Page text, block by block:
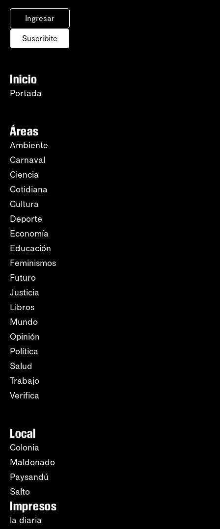
Ingresar
Suscribite
Inicio
Portada
Áreas
Ambiente
Carnaval
Ciencia
Cotidiana
Cultura
Deporte
Economía
Educación
Feminismos
Futuro
Justicia
Libros
Mundo
Opinión
Política
Salud
Trabajo
Verifica
Local
Colonia
Maldonado
Paysandú
Salto
Impresos
la diaria